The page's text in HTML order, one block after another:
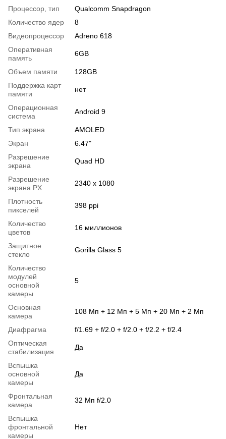
Процессор, тип
Qualcomm Snapdragon
Количество ядер
8
Видеопроцессор
Adreno 618
Оперативная
память
6GB
Объем памяти
128GB
Поддержка карт
памяти
нет
Операционная
система
Android 9
Тип экрана
AMOLED
Экран
6.47"
Разрешение
экрана
Quad HD
Разрешение
экрана PX
2340 x 1080
Плотность
пикселей
398 ppi
Количество
цветов
16 миллионов
Защитное
стекло
Gorilla Glass 5
Количество
модулей
основной
камеры
5
Основная
камера
108 Мп + 12 Мп + 5 Мп + 20 Мп + 2 Мп
Диафрагма
f/1.69 + f/2.0 + f/2.0 + f/2.2 + f/2.4
Оптическая
стабилизация
Да
Вспышка
основной
камеры
Да
Фронтальная
камера
32 Мп f/2.0
Вспышка
фронтальной
камеры
Нет